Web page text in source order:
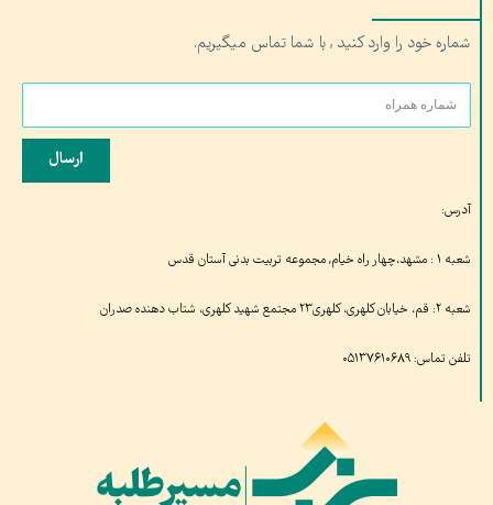
شماره خود را وارد کنید , با شما تماس میگیریم.
ارسال
آدرس:
شعبه ۱ : مشهد،چهار راه خیام, مجموعه تربیت بدنی آستان قدس
شعبه ۲: قم، خیابان کلهری، کلهری۲۳ مجتمع شهید کلهری، شتاب دهنده صدران
تلفن تماس: ۰۵۱۳۷۶۱۰۶۸۹